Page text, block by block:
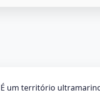
um território